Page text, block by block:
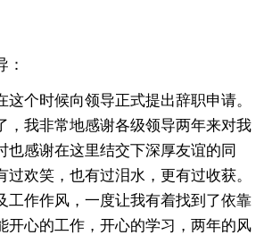
：
这个时候向领导正式提出辞职申请。
，我非常地感谢各级领导两年来对我
也感谢在这里结交下深厚友谊的同
过欢笑，也有过泪水，更有过收获。
工作作风，一度让我有着找到了依靠
开心的工作，开心的学习，两年的风